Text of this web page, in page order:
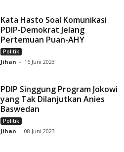
Kata Hasto Soal Komunikasi
PDIP-Demokrat Jelang
Pertemuan Puan-AHY
Politik
Jihan - 16 Juni 2023
PDIP Singgung Program Jokowi
yang Tak Dilanjutkan Anies
Baswedan
Politik
Jihan - 08 Juni 2023